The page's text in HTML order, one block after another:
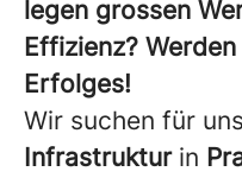
legen grossen
Effizienz?
Erfolges!
Wir suchen für
Infrastruktur in